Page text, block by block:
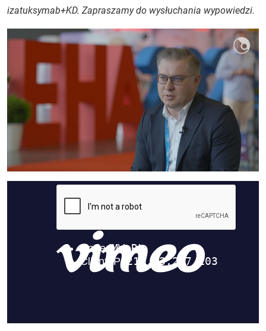
izatuksymab+KD. Zapraszamy do wysłuchania wypowiedzi.